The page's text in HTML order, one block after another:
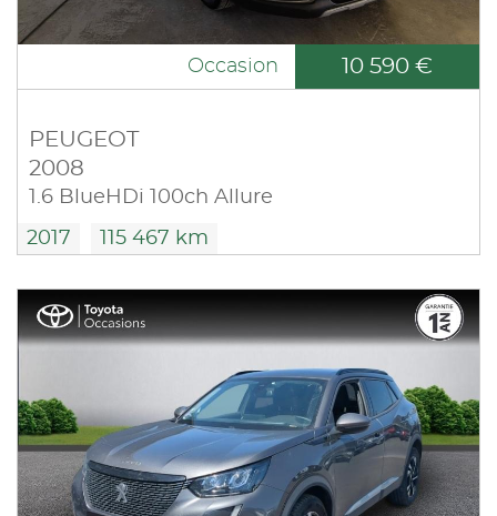
Occasion 10 590 €
PEUGEOT
2008
1.6 BlueHDi 100ch Allure
2017 115 467 km